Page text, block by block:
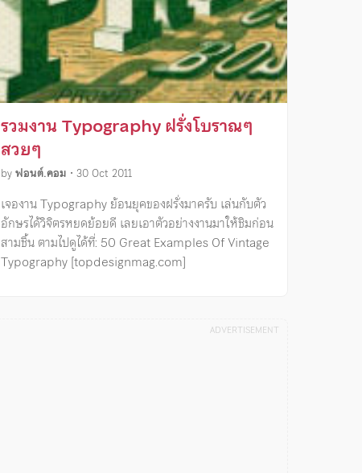
รวมงาน Typography ฝรั่งโบราณๆ
สวยๆ
byฟอนต์.คอม • 30 Oct 2011
เจองาน Typography ย้อนยุคของฝรั่งมาครับ เล่นกับตัว
อักษรได้วิจิตรหยดย้อยดี เลยเอาตัวอย่างงานมาให้ชิมก่อน
สามชิ้น ตามไปดูได้ที่: 50 Great Examples Of Vintage
Typography [topdesignmag.com]